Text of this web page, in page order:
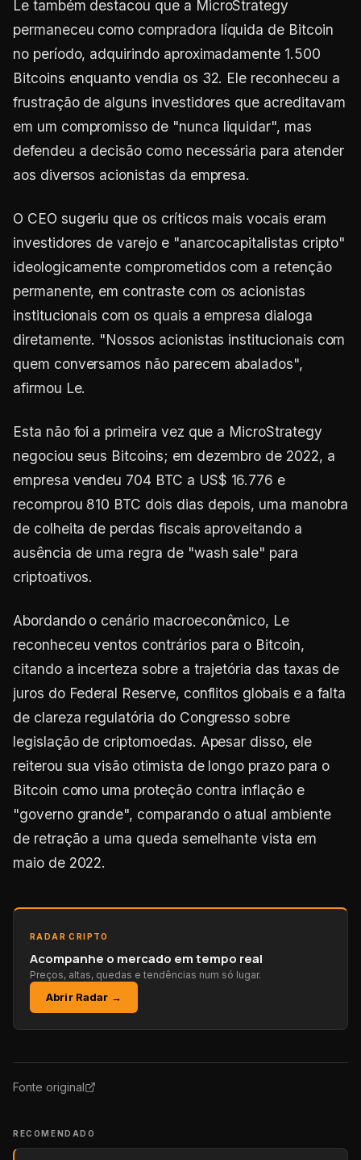
Le também destacou que a MicroStrategy
permaneceu como compradora líquida de Bitcoin
no período, adquirindo aproximadamente 1.500
Bitcoins enquanto vendia os 32. Ele reconheceu a
frustração de alguns investidores que acreditavam
em um compromisso de "nunca liquidar", mas
defendeu a decisão como necessária para atender
aos diversos acionistas da empresa.
O CEO sugeriu que os críticos mais vocais eram
investidores de varejo e "anarcocapitalistas cripto"
ideologicamente comprometidos com a retenção
permanente, em contraste com os acionistas
institucionais com os quais a empresa dialoga
diretamente. "Nossos acionistas institucionais com
quem conversamos não parecem abalados",
afirmou Le.
Esta não foi a primeira vez que a MicroStrategy
negociou seus Bitcoins; em dezembro de 2022, a
empresa vendeu 704 BTC a US$ 16.776 e
recomprou 810 BTC dois dias depois, uma manobra
de colheita de perdas fiscais aproveitando a
ausência de uma regra de "wash sale" para
criptoativos.
Abordando o cenário macroeconômico, Le
reconheceu ventos contrários para o Bitcoin,
citando a incerteza sobre a trajetória das taxas de
juros do Federal Reserve, conflitos globais e a falta
de clareza regulatória do Congresso sobre
legislação de criptomoedas. Apesar disso, ele
reiterou sua visão otimista de longo prazo para o
Bitcoin como uma proteção contra inflação e
"governo grande", comparando o atual ambiente
de retração a uma queda semelhante vista em
maio de 2022.
RADAR CRIPTO
Acompanhe o mercado em tempo real
Preços, altas, quedas e tendências num só lugar.
Abrir Radar →
Fonte original
RECOMENDADO